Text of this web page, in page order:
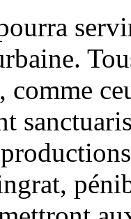
comme